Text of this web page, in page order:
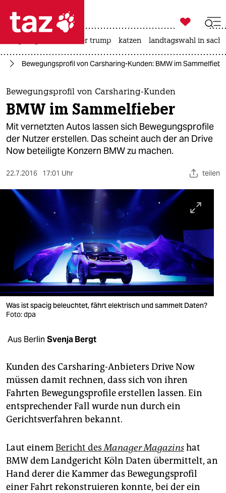
 taz zahl ich
taz zahl ich
themen
politik
öko
gesellschaft
sport
nord
wahrheit
verlag
verlag
veranstaltungen
fragen & hilfe
unterstützen
abo
epaper login

taz zahl ich
usa unter trump katzen landtagswahl in
Bewegungsprofil von Carsharing-Kunden: BMW im
Bewegungsprofil von Carsharing-Kunden
BMW im Sammelfieber
Mit vernetzten Autos lassen sich Bewegungsprofile
der Nutzer erstellen. Das scheint auch der an Drive
Now beteiligte Konzern BMW zu machen.
22.7.2016 17:01 Uhr teilen
Was ist spacig beleuchtet, fährt elektrisch und sammelt Daten?
Foto: dpa
Aus Berlin Svenja Bergt
Kunden des Carsharing-Anbieters Drive Now
müssen damit rechnen, dass sich von ihren
Fahrten Bewegungsprofile erstellen lassen. Ein
entsprechender Fall wurde nun durch ein
Gerichtsverfahren bekannt.
Laut einemBericht desManager Magazinshat
BMW dem Landgericht Köln Daten übermittelt, an
Hand derer die Kammer das Bewegungsprofil
einer Fahrt rekonstruieren konnte, bei der ein